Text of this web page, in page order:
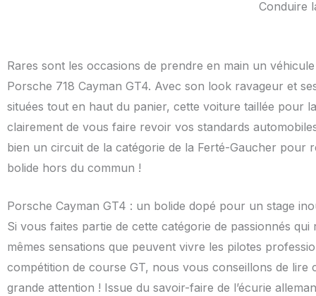
Conduire
Rares sont les occasions de prendre en main un
Porsche 718 Cayman GT4. Avec son look ravageur et
situées tout en haut du panier, cette voiture taillée pour
clairement de vous faire revoir vos standards
bien un circuit de la catégorie de la Ferté-Gaucher pour
bolide hors du commun !
Porsche Cayman GT4 : un bolide dopé pour un stage
Si vous faites partie de cette catégorie de passionnés
mêmes sensations que peuvent vivre les pilotes
compétition de course GT, nous vous conseillons de lire
grande attention ! Issue du savoir-faire de l’écurie